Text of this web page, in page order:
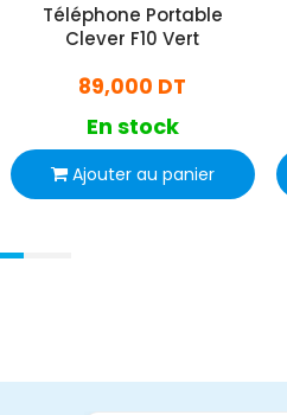
Téléphone Portable
Clever F10 Vert
89,000 DT
En stock
Ajouter au panier